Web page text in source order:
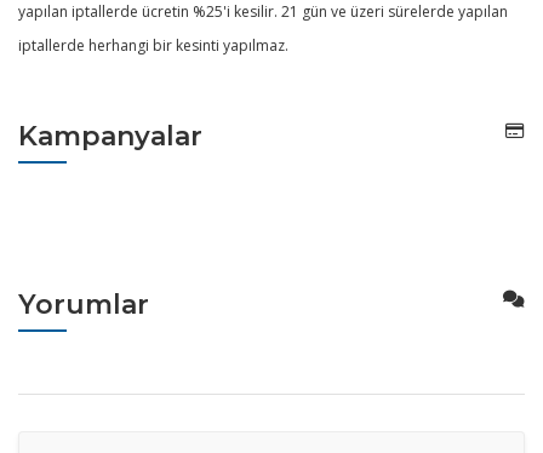
yapılan iptallerde ücretin %25'i kesilir. 21 gün ve üzeri sürelerde yapılan
iptallerde herhangi bir kesinti yapılmaz.
Kampanyalar
Yorumlar